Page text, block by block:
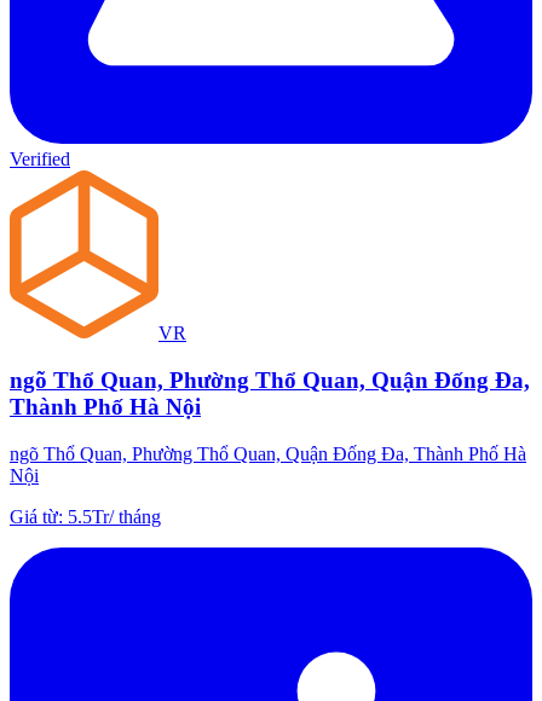
Verified
VR
ngõ Thổ Quan, Phường Thổ Quan, Quận Đống Đa,
Thành Phố Hà Nội
ngõ Thổ Quan, Phường Thổ Quan, Quận Đống Đa, Thành Phố Hà
Nội
Giá từ: 5.5Tr/tháng